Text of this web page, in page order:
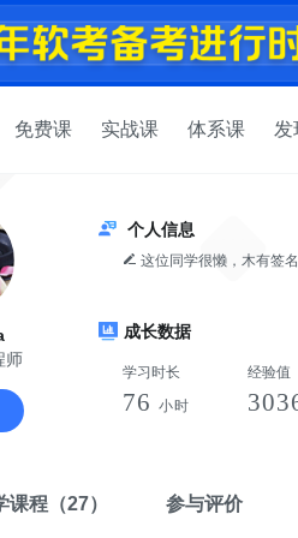
免费课 实战课 体系课 发
师
个人信息
这位同学很懒，木有签
成长数据
学习时长
76 小时
经验值
课程 （27） 参与评价